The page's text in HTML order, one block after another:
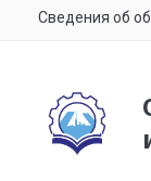
Сведения об